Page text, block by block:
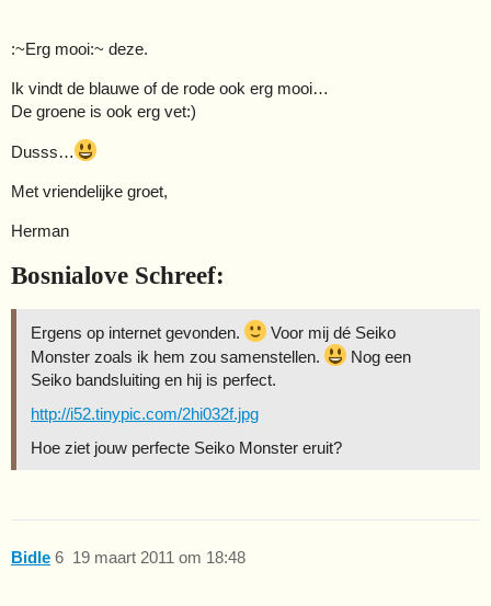
:~Erg mooi:~ deze.
Ik vindt de blauwe of de rode ook erg mooi…
De groene is ook erg vet:)
Dusss…
Met vriendelijke groet,
Herman
Bosnialove Schreef:
Ergens op internet gevonden.
Voor mij dé Seiko
Monster zoals ik hem zou samenstellen.
Nog een
Seiko bandsluiting en hij is perfect.
http://i52.tinypic.com/2hi032f.jpg
Hoe ziet jouw perfecte Seiko Monster eruit?
Bidle 19 maart 2011 om 18:48
6